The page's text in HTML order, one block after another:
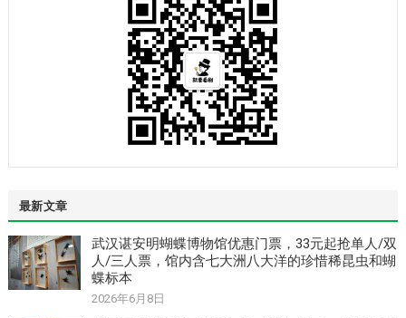
最新文章
武汉谌安明蝴蝶博物馆优惠门票，33元起抢单人/双
人/三人票，馆内含七大洲八大洋的珍惜稀昆虫和蝴
蝶标本
2026年6月8日